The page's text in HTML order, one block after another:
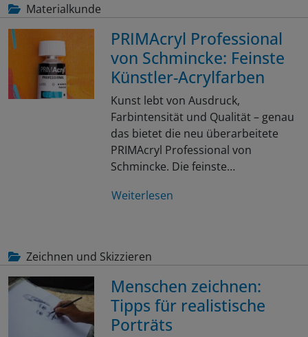
Materialkunde
PRIMAcryl Professional
von Schmincke: Feinste
Künstler-Acrylfarben
Kunst lebt von Ausdruck,
Farbintensität und Qualität – genau
das bietet die neu überarbeitete
PRIMAcryl Professional von
Schmincke. Die feinste…
Weiterlesen
Zeichnen und Skizzieren
Menschen zeichnen:
Tipps für realistische
Porträts